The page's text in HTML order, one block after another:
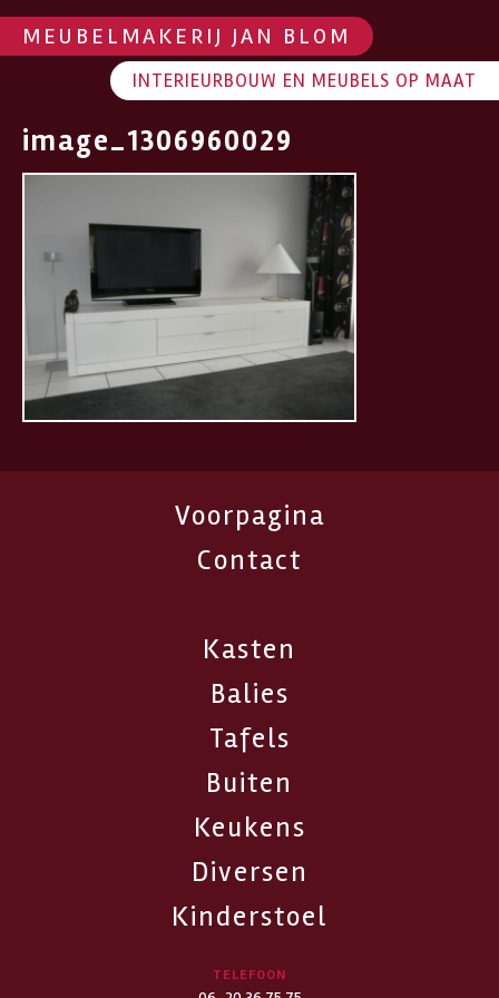
MEUBELMAKERIJ JAN BLOM
INTERIEURBOUW EN MEUBELS OP MAAT
image_1306960029
Voorpagina
Contact
Kasten
Balies
Tafels
Buiten
Keukens
Diversen
Kinderstoel
TELEFOON